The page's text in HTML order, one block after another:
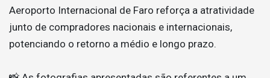
Aeroporto Internacional de Faro reforça a atratividade
junto de compradores nacionais e internacionais,
potenciando o retorno a médio e longo prazo.